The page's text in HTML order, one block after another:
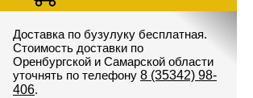
Доставка по бузулуку бесплатная.
Стоимость доставки по
Оренбургской и Самарской области
уточнять по телефону 8 (35342) 98-
406.